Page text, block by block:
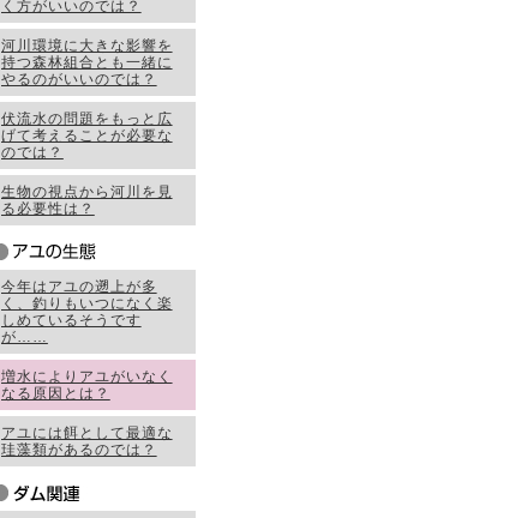
く方がいいのでは？
河川環境に大きな影響を
持つ森林組合とも一緒に
やるのがいいのでは？
伏流水の問題をもっと広
げて考えることが必要な
のでは？
生物の視点から河川を見
る必要性は？
今年はアユの遡上が多
く、釣りもいつになく楽
しめているそうです
が……
増水によりアユがいなく
なる原因とは？
アユには餌として最適な
珪藻類があるのでは？